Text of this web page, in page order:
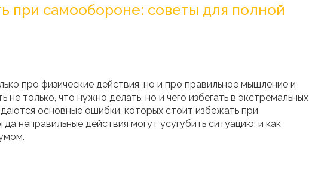
при самообороне: советы для полной
про физические действия, но и про правильное мышление и
только, что нужно делать, но и чего избегать в экстремальных
основные ошибки, которых стоит избежать при
неправильные действия могут усугубить ситуацию, и как